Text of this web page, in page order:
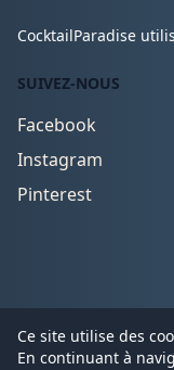
CocktailParadise
SUIVEZ-NOUS
Facebook
Instagram
Pinterest
Ce site utilise des
En continuant à